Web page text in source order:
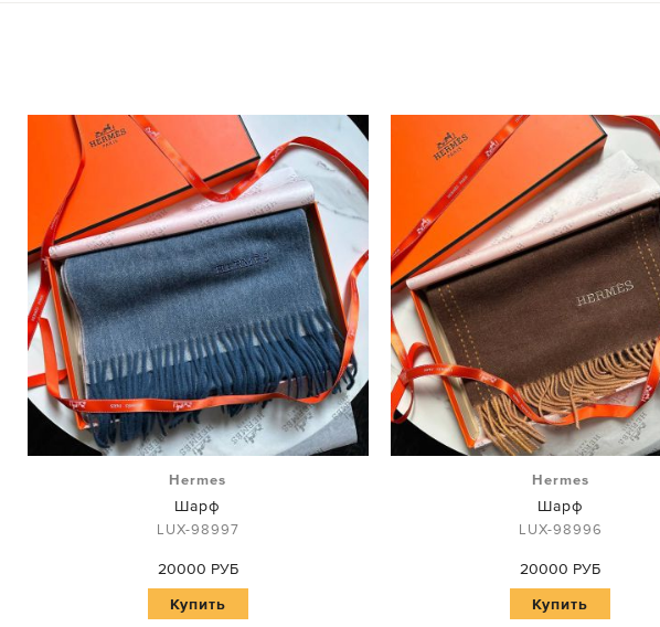
Hermes
Шарф
LUX-98997
20000 РУБ
Купить
Hermes
Шарф
LUX-98996
20000 РУБ
Купить